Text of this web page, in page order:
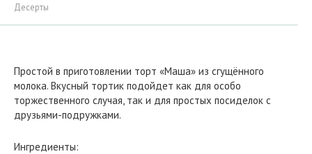
Десерты
Простой в приготовлении торт «Маша» из сгущённого
молока. Вкусный тортик подойдет как для особо
торжественного случая, так и для простых посиделок с
друзьями-подружками.
Ингредиенты: